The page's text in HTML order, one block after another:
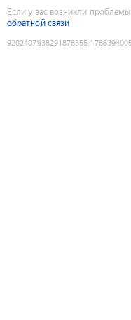
Если у вас возникли
обратной связи
9202407938291878355: